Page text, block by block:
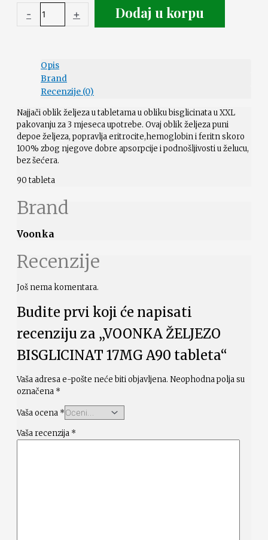
- + Dodaj u korpu
Opis
Brand
Recenzije (0)
Najjači oblik željeza u tabletama u obliku bisglicinata u XXL
pakovanju za 3 mjeseca upotrebe. Ovaj oblik željeza puni
depoe željeza, popravlja eritrocite,hemoglobin i feritn skoro
100% zbog njegove dobre apsorpcije i podnošljivosti u želucu,
bez šećera.
90 tableta
Brand
Voonka
Recenzije
Još nema komentara.
Budite prvi koji će napisati
recenziju za „VOONKA ŽELJEZO
BISGLICINAT 17MG A90 tableta“
Vaša adresa e-pošte neće biti objavljena. Neophodna polja su
označena *
Vaša ocena *
Vaša recenzija *